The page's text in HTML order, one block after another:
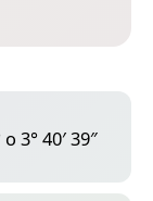
3° 40′ 39″